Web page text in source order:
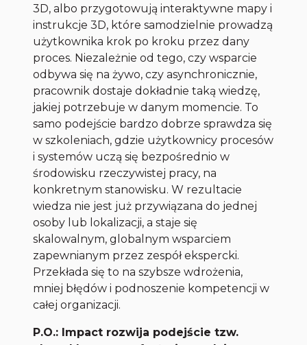
3D, albo przygotowują interaktywne mapy i
instrukcje 3D, które samodzielnie prowadzą
użytkownika krok po kroku przez dany
proces. Niezależnie od tego, czy wsparcie
odbywa się na żywo, czy asynchronicznie,
pracownik dostaje dokładnie taką wiedzę,
jakiej potrzebuje w danym momencie. To
samo podejście bardzo dobrze sprawdza się
w szkoleniach, gdzie użytkownicy procesów
i systemów uczą się bezpośrednio w
środowisku rzeczywistej pracy, na
konkretnym stanowisku. W rezultacie
wiedza nie jest już przywiązana do jednej
osoby lub lokalizacji, a staje się
skalowalnym, globalnym wsparciem
zapewnianym przez zespół ekspercki.
Przekłada się to na szybsze wdrożenia,
mniej błędów i podnoszenie kompetencji w
całej organizacji.
P.O.: Impact rozwija podejście tzw.